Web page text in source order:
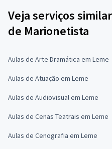
Veja serviços
de Marionetista
Aulas de Arte Dramática em Leme
Aulas de Atuação em Leme
Aulas de Audiovisual em Leme
Aulas de Cenas Teatrais em Leme
Aulas de Cenografia em Leme